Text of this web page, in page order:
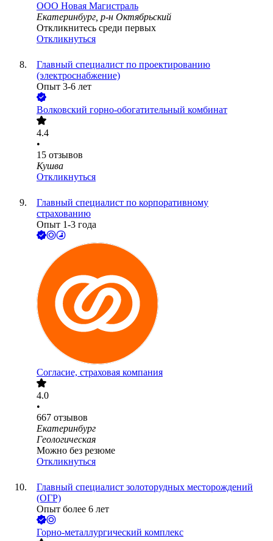
ООО Новая Магистраль
Екатеринбург, р-н Октябрьский
Откликнитесь среди первых
Откликнуться
Главный специалист по проектированию
(электроснабжение)
Опыт 3-6 лет
Волковский горно-обогатительный комбинат
4.4
•
15 отзывов
Кушва
Откликнуться
Главный специалист по корпоративному
страхованию
Опыт 1-3 года
Согласие, страховая компания
4.0
•
667 отзывов
Екатеринбург
Геологическая
Можно без резюме
Откликнуться
Главный специалист золоторудных месторождений
(ОГР)
Опыт более 6 лет
Горно-металлургический комплекс